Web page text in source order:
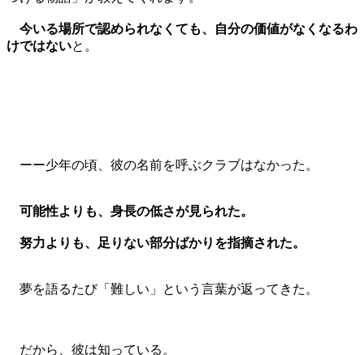
今いる場所で認められなくても、自分の価値がなくなるわ
けではないと。
ーー少年の頃、彼の名前を呼ぶクラブはなかった。
可能性よりも、身長の低さが見られた。
努力よりも、足りない部分ばかりを指摘された。
夢を語るたび「難しい」という言葉が返ってきた。
だから、彼は知っている。